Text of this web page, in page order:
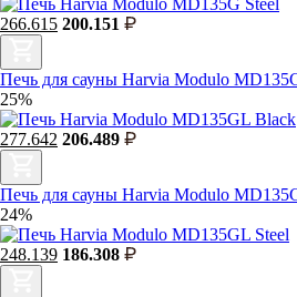
266.615 200.151
Печь для сауны Harvia Modulo
25%
277.642 206.489
Печь для сауны Harvia Modulo
24%
248.139 186.308